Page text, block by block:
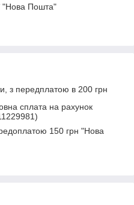
"Нова Пошта"
з передплатою в 200 грн
сплата на рахунок
150 грн "Нова